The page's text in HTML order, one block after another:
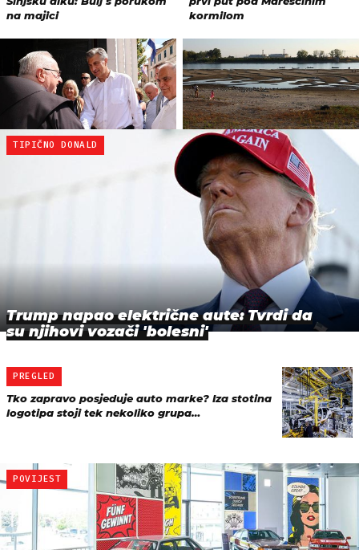
TIPIČNO DONALD
Trump napao električne aute: Tvrdi da
su njihovi vozači 'bolesni'
PREGLED
Tko zapravo posjeduje auto marke? Iza stotina
logotipa stoji tek nekoliko grupa…
POVIJEST